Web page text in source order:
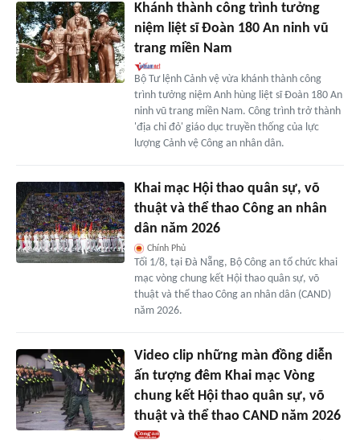
Khánh thành công trình tưởng
niệm liệt sĩ Đoàn 180 An ninh vũ
trang miền Nam
Bộ Tư lệnh Cảnh vệ vừa khánh thành công
trình tưởng niệm Anh hùng liệt sĩ Đoàn 180 An
ninh vũ trang miền Nam. Công trình trở thành
'địa chỉ đỏ' giáo dục truyền thống của lực
lượng Cảnh vệ Công an nhân dân.
Khai mạc Hội thao quân sự, võ
thuật và thể thao Công an nhân
dân năm 2026
Chính Phủ
Tối 1/8, tại Đà Nẵng, Bộ Công an tổ chức khai
mạc vòng chung kết Hội thao quân sự, võ
thuật và thể thao Công an nhân dân (CAND)
năm 2026.
Video clip những màn đồng diễn
ấn tượng đêm Khai mạc Vòng
chung kết Hội thao quân sự, võ
thuật và thể thao CAND năm 2026